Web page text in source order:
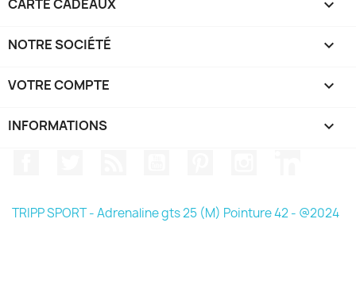
CARTE CADEAUX 
NOTRE SOCIÉTÉ 
VOTRE COMPTE 
INFORMATIONS keyboard_arrow_down
TRIPP SPORT - Adrenaline gts 25 (M) Pointure 42 - @2024